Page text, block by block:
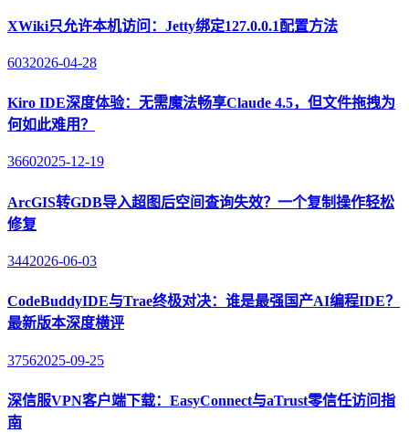
XWiki只允许本机访问：Jetty绑定127.0.0.1配置方法
6032026-04-28
Kiro IDE深度体验：无需魔法畅享Claude 4.5，但文件拖拽为
何如此难用？
36602025-12-19
ArcGIS转GDB导入超图后空间查询失效？一个复制操作轻松
修复
3442026-06-03
CodeBuddyIDE与Trae终极对决：谁是最强国产AI编程IDE？
最新版本深度横评
37562025-09-25
深信服VPN客户端下载：EasyConnect与aTrust零信任访问指
南